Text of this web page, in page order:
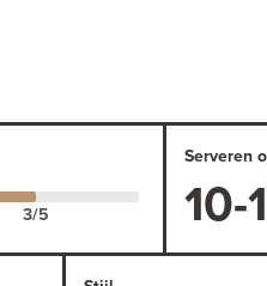
Serveren
10-